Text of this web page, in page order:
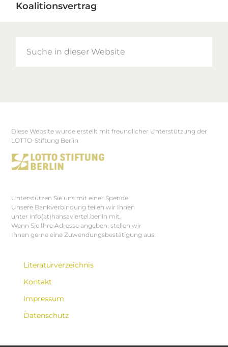
Koalitionsvertrag
Footer
Diese Website wurde erstellt mit freundlicher Unterstützung der
LOTTO-Stiftung Berlin
Unterstützen Sie uns mit einer Spende!
Unsere Bankverbindung teilen wir Ihnen
unter info(at)hansaviertel.berlin mit.
Wenn Sie Ihre Adresse angeben, stellen wir
Ihnen gerne eine Zuwendungsbestätigung aus.
Literaturverzeichnis
Kontakt
Impressum
Datenschutz